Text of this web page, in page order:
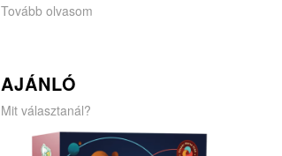
Tovább olvasom
AJÁNLÓ
Mit választanál?